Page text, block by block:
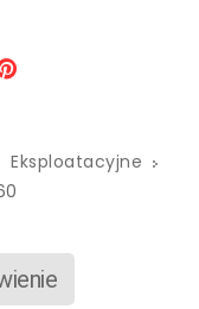
Eksploatacyjne